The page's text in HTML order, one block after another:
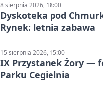
8 sierpnia 2026, 18:00
Dyskoteka pod
Rynek: letnia zabawa
15 sierpnia 2026, 15:00
IX Przystanek Żory —
Parku Cegielnia